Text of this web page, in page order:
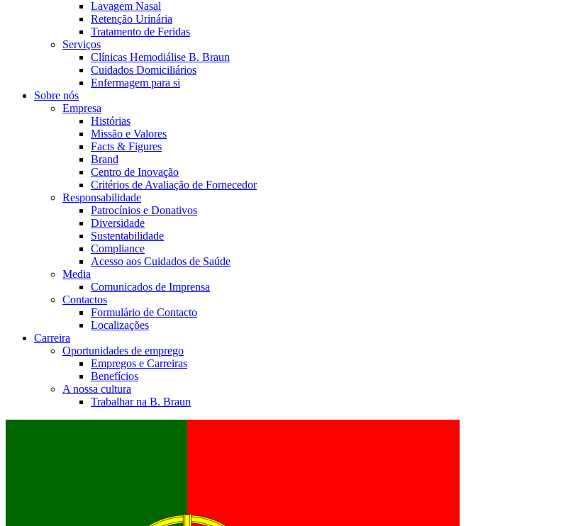
Catálogo de Produtos
Encontre o produto que procura. Visite o catálogo de produtos da B. Braun com o nosso portfólio completo.
Centro de Inovação
Vamos impulsionar juntos a inovação na tecnologia médica. Saiba mais sobre o nosso centro de inovação e apresente a
Lavagem Nasal
Retenção Urinária
Tratamento de Feridas
Serviços
Clínicas Hemodiálise B. Braun
Cuidados Domiciliários
Enfermagem para si
Sobre nós
Empresa
Histórias
Missão e Valores
Facts & Figures
Brand
Centro de Inovação
Critérios de Avaliação de Fornecedor
Responsabilidade
Patrocínios e Donativos
Diversidade
Sustentabilidade
Compliance
Acesso aos Cuidados de Saúde
Media
Comunicados de Imprensa
Contactos
Formulário de Contacto
Localizações
Carreira
Oportunidades de emprego
Empregos e Carreiras
Benefícios
A nossa cultura
Trabalhar na B. Braun